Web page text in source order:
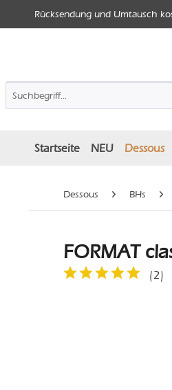
Rücksendung und Umtausch
Startseite NEU Dessous
Dessous BHs
FORMAT
(2)